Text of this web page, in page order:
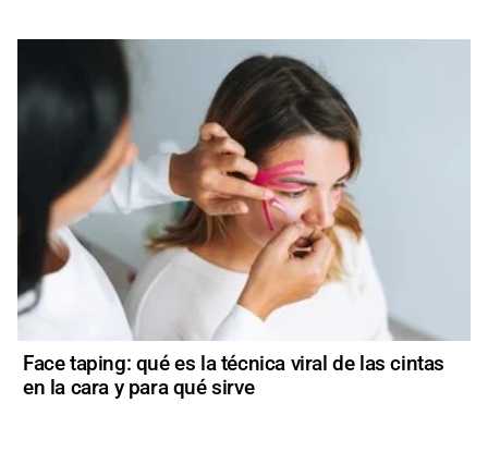
Face taping: qué es la técnica viral de las cintas
en la cara y para qué sirve